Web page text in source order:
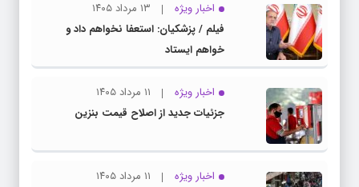
اخبار ویژه
۱۳ مرداد ۱۴۰۵
فیلم / پزشکیان: استعفا نخواهم داد و
خواهم ایستاد
اخبار ویژه
۱۱ مرداد ۱۴۰۵
جزئیات جدید از اصلاح قیمت بنزین
اخبار ویژه
۱۱ مرداد ۱۴۰۵